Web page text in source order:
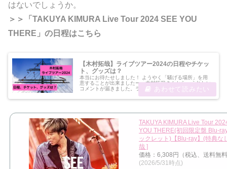
はないでしょうか。
＞＞「TAKUYA KIMURA Live Tour 2024 SEE YOU
THERE」の日程はこちら
【木村拓哉】ライブツアー2024の日程やチケッ
ト、グッズは？
本当にお待たせしました！ ようやく「騒げる場所」を用
意することが出来ましたーー木村拓哉さんから、うれしい
コメントが届きました。ライブツアー「TAKUYA
KIMURA Live Tour 2024 SEE YOU THERE」の開催で
す。2...
TAKUYA KIMURA Live Tour
YOU THERE(初回限定盤 Blu-
ックレット)【Blu-ray】(特典な
哉 ]
価格：6,308円（税込、送料無
(2026/5/31時点)